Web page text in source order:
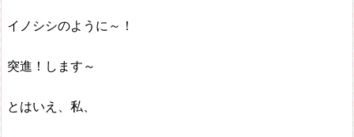
イノシシのように～！
突進！します～
とはいえ、私、